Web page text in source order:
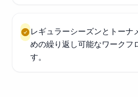
レギュラーシーズンとトーナ
めの繰り返し可能なワークフ
す。